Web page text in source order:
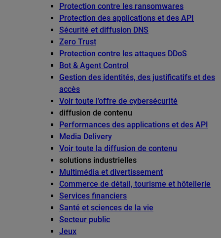
Protection contre les ransomwares
Protection des applications et des API
Sécurité et diffusion DNS
Zero Trust
Protection contre les attaques DDoS
Bot & Agent Control
Gestion des identités, des justificatifs et des
accès
Voir toute l’offre de cybersécurité
diffusion de contenu
Performances des applications et des API
Media Delivery
Voir toute la diffusion de contenu
solutions industrielles
Multimédia et divertissement
Commerce de détail, tourisme et hôtellerie
Services financiers
Santé et sciences de la vie
Secteur public
Jeux